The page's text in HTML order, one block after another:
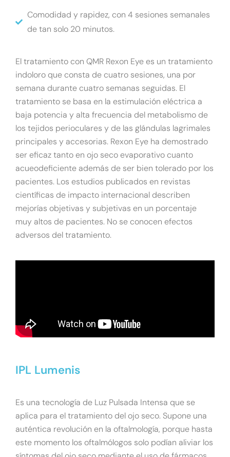
Comodidad y rapidez, con 4 sesiones semanales
de tan solo 20 minutos.
El tratamiento con QMR Rexon Eye es un tratamiento
indoloro que consta de cuatro sesiones, una por
semana durante cuatro semanas seguidas. El
tratamiento se basa en la estimulación eléctrica a
baja potencia y alta frecuencia del metabolismo de
los tejidos perioculares y de las glándulas lagrimales
principales y accesorias. Rexon Eye ha demostrado
ser eficaz tanto en ojo seco evaporativo cuanto
acueodeficiente además de ser bien tolerado por los
pacientes. Los estudios publicados en revistas
científicas de impacto internacional describen
mejorías objetivas y subjetivas en un porcentaje
muy altos de pacientes. No se conocen efectos
adversos del tratamiento.
IPL Lumenis
Es una tecnología de Luz Pulsada Intensa que se
aplica para el tratamiento del ojo seco. Supone una
auténtica revolución en la oftalmología, porque hasta
este momento los oftalmólogos solo podían aliviar los